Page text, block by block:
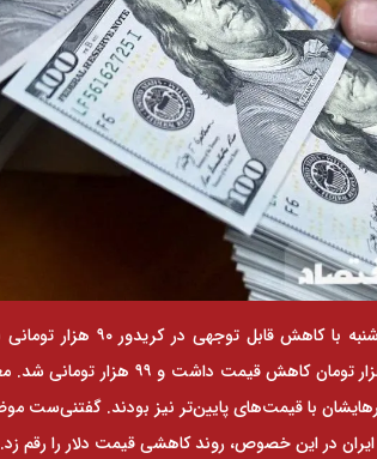
قیمت دلار روز سه‌شنبه
روزانه، بیش از ۶ هزار تومان
با قیمت‌های پایین‌تر نیز بودند. گفتنی‌ست
در این خصوص، روند کاهشی قیمت دلار را رقم زد.